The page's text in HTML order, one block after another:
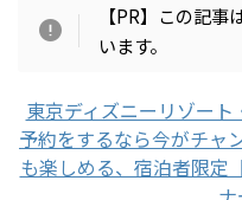
【PR】この記
います。
東京ディズニーリゾー
予約をするなら今がチャ
も楽しめる、宿泊者限定